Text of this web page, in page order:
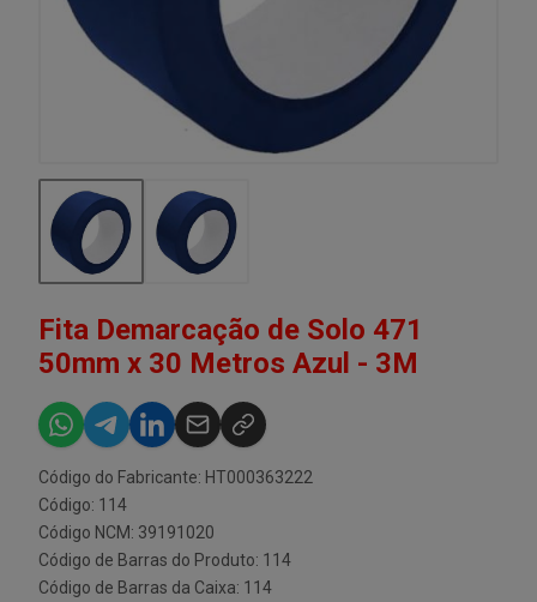
Fita Demarcação de Solo 471
50mm x 30 Metros Azul - 3M
Código do Fabricante: HT000363222
Código: 114
Código NCM: 39191020
Código de Barras do Produto: 114
Código de Barras da Caixa: 114